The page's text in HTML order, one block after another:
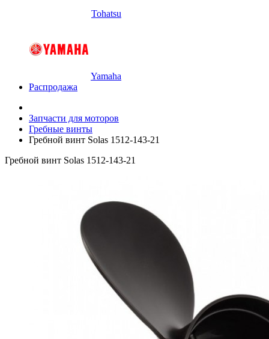
Tohatsu
Yamaha
Распродажа
Запчасти для моторов
Гребные винты
Гребной винт Solas 1512-143-21
Гребной винт Solas 1512-143-21